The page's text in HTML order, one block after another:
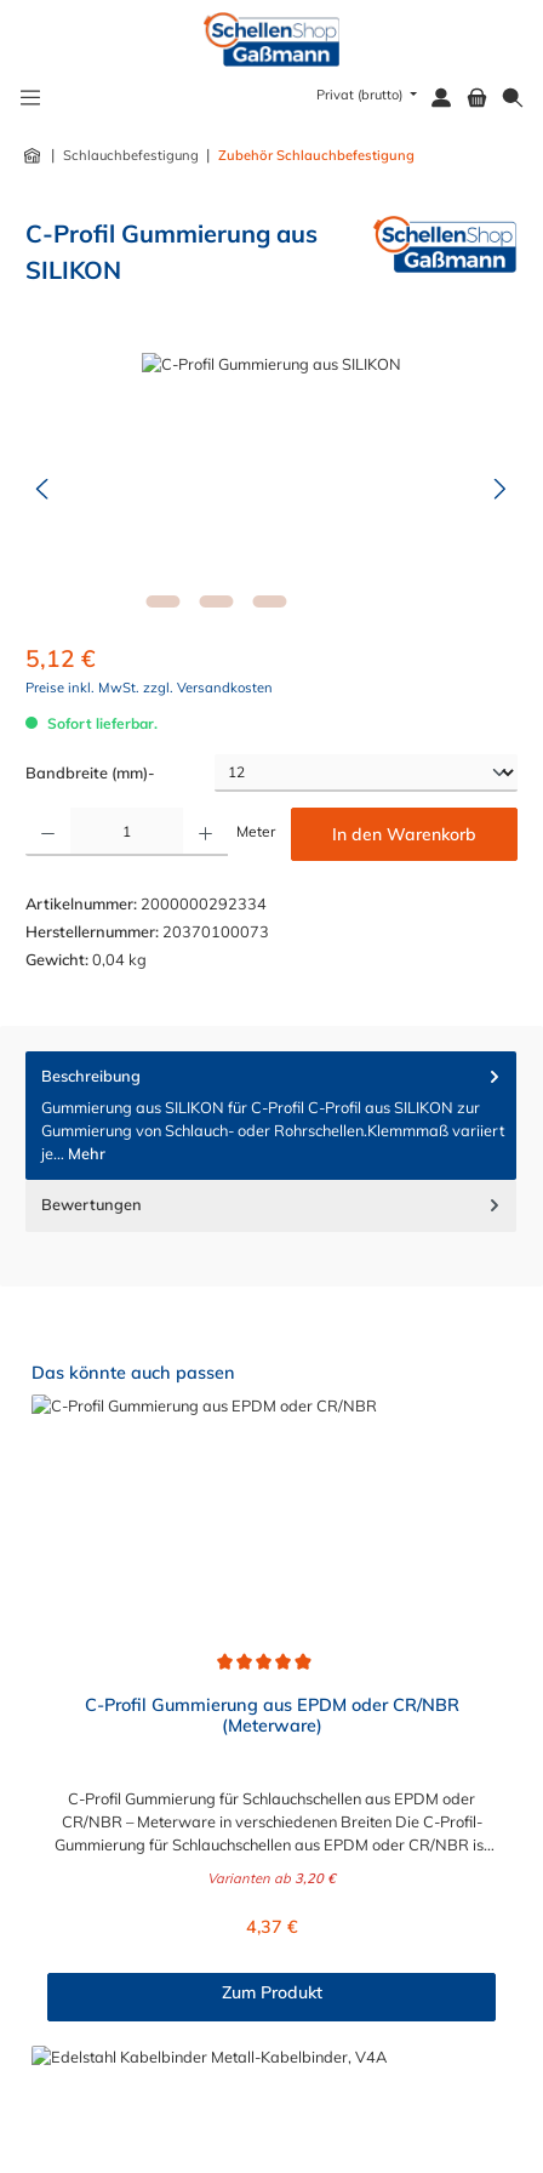
Privat (brutto)
| Schlauchbefestigung | Zubehör Schlauchbefestigung
C-Profil Gummierung aus
SILIKON
Bildergalerie überspringen
5,12 €
Preise inkl. MwSt. zzgl. Versandkosten
Sofort lieferbar.
Bandbreite (mm)- auswählen
Produkt Anzahl: Gib den gewünschten Wert ein oder benutze die Schaltflächen um die Anzahl
Meter In den Warenkorb
Artikelnummer: 2000000292334
Herstellernummer: 20370100073
Gewicht:0,04 kg
Beschreibung
Gummierung aus SILIKON für C-Profil C-Profil aus SILIKON zur
Gummierung von Schlauch- oder Rohrschellen.Klemmmaß variiert
je… Mehr
Bewertungen
Produktgalerie überspringen
Das könnte auch passen
C-Profil Gummierung aus EPDM oder CR/NBR
(Meterware)
C-Profil Gummierung für Schlauchschellen aus EPDM oder
CR/NBR – Meterware in verschiedenen Breiten Die C-Profil-
Gummierung für Schlauchschellen aus EPDM oder CR/NBR ist
und vibrationsdämpfend zu befestigen. Durch das flexible,
das Rohr als auch die Schlauchschelle vor Beschädigungen und
Meterware ist in verschiedenen Breiten von 9, 12, 15, 20, 25
und 30 mm erhältlich und lässt sich individuell zuschneiden –
perfekt für Werkstätten, Industrieanwendungen und den
Anlagenbau. Produktmerkmale: C-Profil Gummierung für
Varianten ab 3,20 €
Regulärer Preis:
4,37 €
Zum Produkt